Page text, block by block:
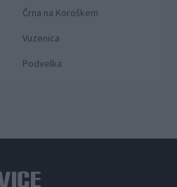
Črna na Koroškem
Vuzenica
Podvelka